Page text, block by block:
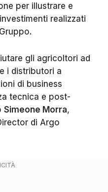
per illustrare e
realizzati
gli agricoltori ad
i distributori a
di business
tecnica e post-
Simeone Morra,
di Argo